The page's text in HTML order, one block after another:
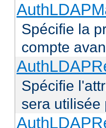
Spécifie la
compte
Spécifie
sera utilisée